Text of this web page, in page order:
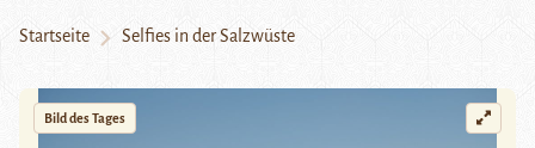
Startseite Selfies in der Salzwüste
Bild des Tages